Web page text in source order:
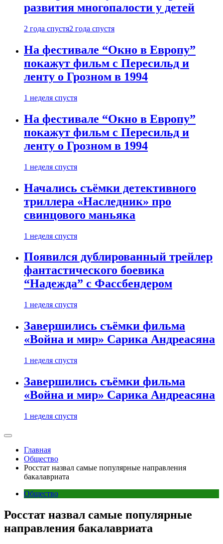
развития многопалости у детей
2 года спустя2 года спустя
На фестивале “Окно в Европу”
покажут фильм с Пересильд и
ленту о Грозном в 1994
1 неделя спустя
На фестивале “Окно в Европу”
покажут фильм с Пересильд и
ленту о Грозном в 1994
1 неделя спустя
Начались съёмки детективного
триллера «Наследник» про
свинцового маньяка
1 неделя спустя
Появился дублированный трейлер
фантастического боевика
“Надежда” с Фассбендером
1 неделя спустя
Завершились съёмки фильма
«Война и мир» Сарика Андреасяна
1 неделя спустя
Завершились съёмки фильма
«Война и мир» Сарика Андреасяна
1 неделя спустя
Главная
Общество
Росстат назвал самые популярные направления
бакалавриата
Общество
Росстат назвал самые популярные
направления бакалавриата